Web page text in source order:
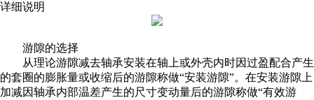
详细说明
游隙的选择
从理论游隙减去轴承安装在轴上或外壳内时因过盈配合产生
的套圈的膨胀量或收缩后的游隙称做“安装游隙”。在安装游隙上
加减因轴承内部温差产生的尺寸变动量后的游隙称做“有效游